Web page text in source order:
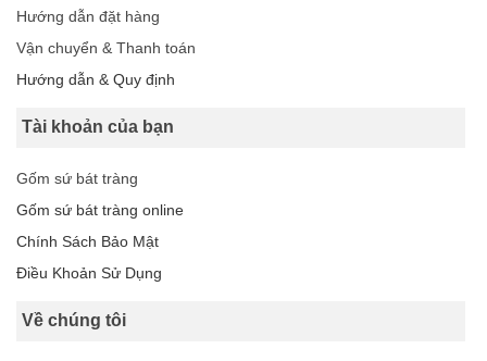
Hướng dẫn đặt hàng
Vận chuyển & Thanh toán
Hướng dẫn & Quy định
Tài khoản của bạn
Gốm sứ bát tràng
Gốm sứ bát tràng online
Chính Sách Bảo Mật
Điều Khoản Sử Dụng
Về chúng tôi